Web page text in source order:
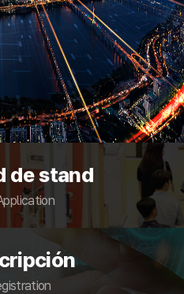
de stand